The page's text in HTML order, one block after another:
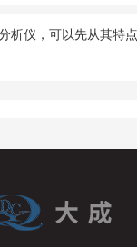
析仪，可以先从其特